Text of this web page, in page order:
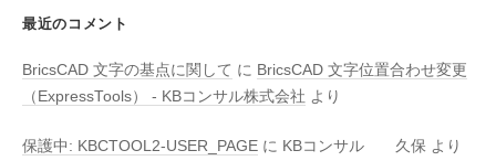
最近のコメント
BricsCAD 文字の基点に関して に BricsCAD 文字位置合わせ変更
（ExpressTools） - KBコンサル株式会社 より
保護中: KBCTOOL2-USER_PAGE に KBコンサル 久保 より